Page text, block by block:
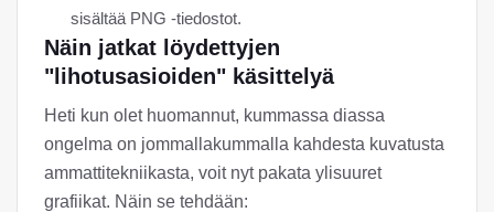
sisältää PNG -tiedostot.
Näin jatkat löydettyjen
"lihotusasioiden" käsittelyä
Heti kun olet huomannut, kummassa diassa
ongelma on jommallakummalla kahdesta kuvatusta
ammattitekniikasta, voit nyt pakata ylisuuret
grafiikat. Näin se tehdään: